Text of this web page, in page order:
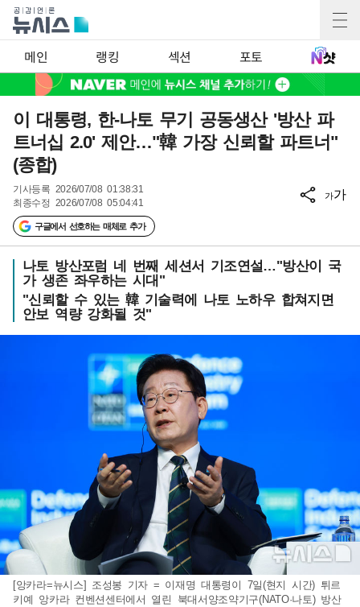
메인 랭킹 섹션 포토
이 대통령, 한-나토 무기 공동생산 '방산 파
트너십 2.0' 제안…"韓 가장 신뢰할 파트너"
(종합)
기사등록 2026/07/08 01:38:31
최종수정 2026/07/08 05:04:41
구글에서 선호하는 매체로 추가
가가
나토 방산포럼 네 번째 세션서 기조연설…"방산이 국
가 생존 좌우하는 시대"
"신뢰할 수 있는 韓 기술력에 나토 노하우 합쳐지면
안보 역량 강화될 것"
[앙카라=뉴시스] 조성봉 기자 = 이재명 대통령이 7일(현지 시간) 튀르
키예 앙카라 컨벤션센터에서 열린 북대서양조약기구(NATO·나토) 방산